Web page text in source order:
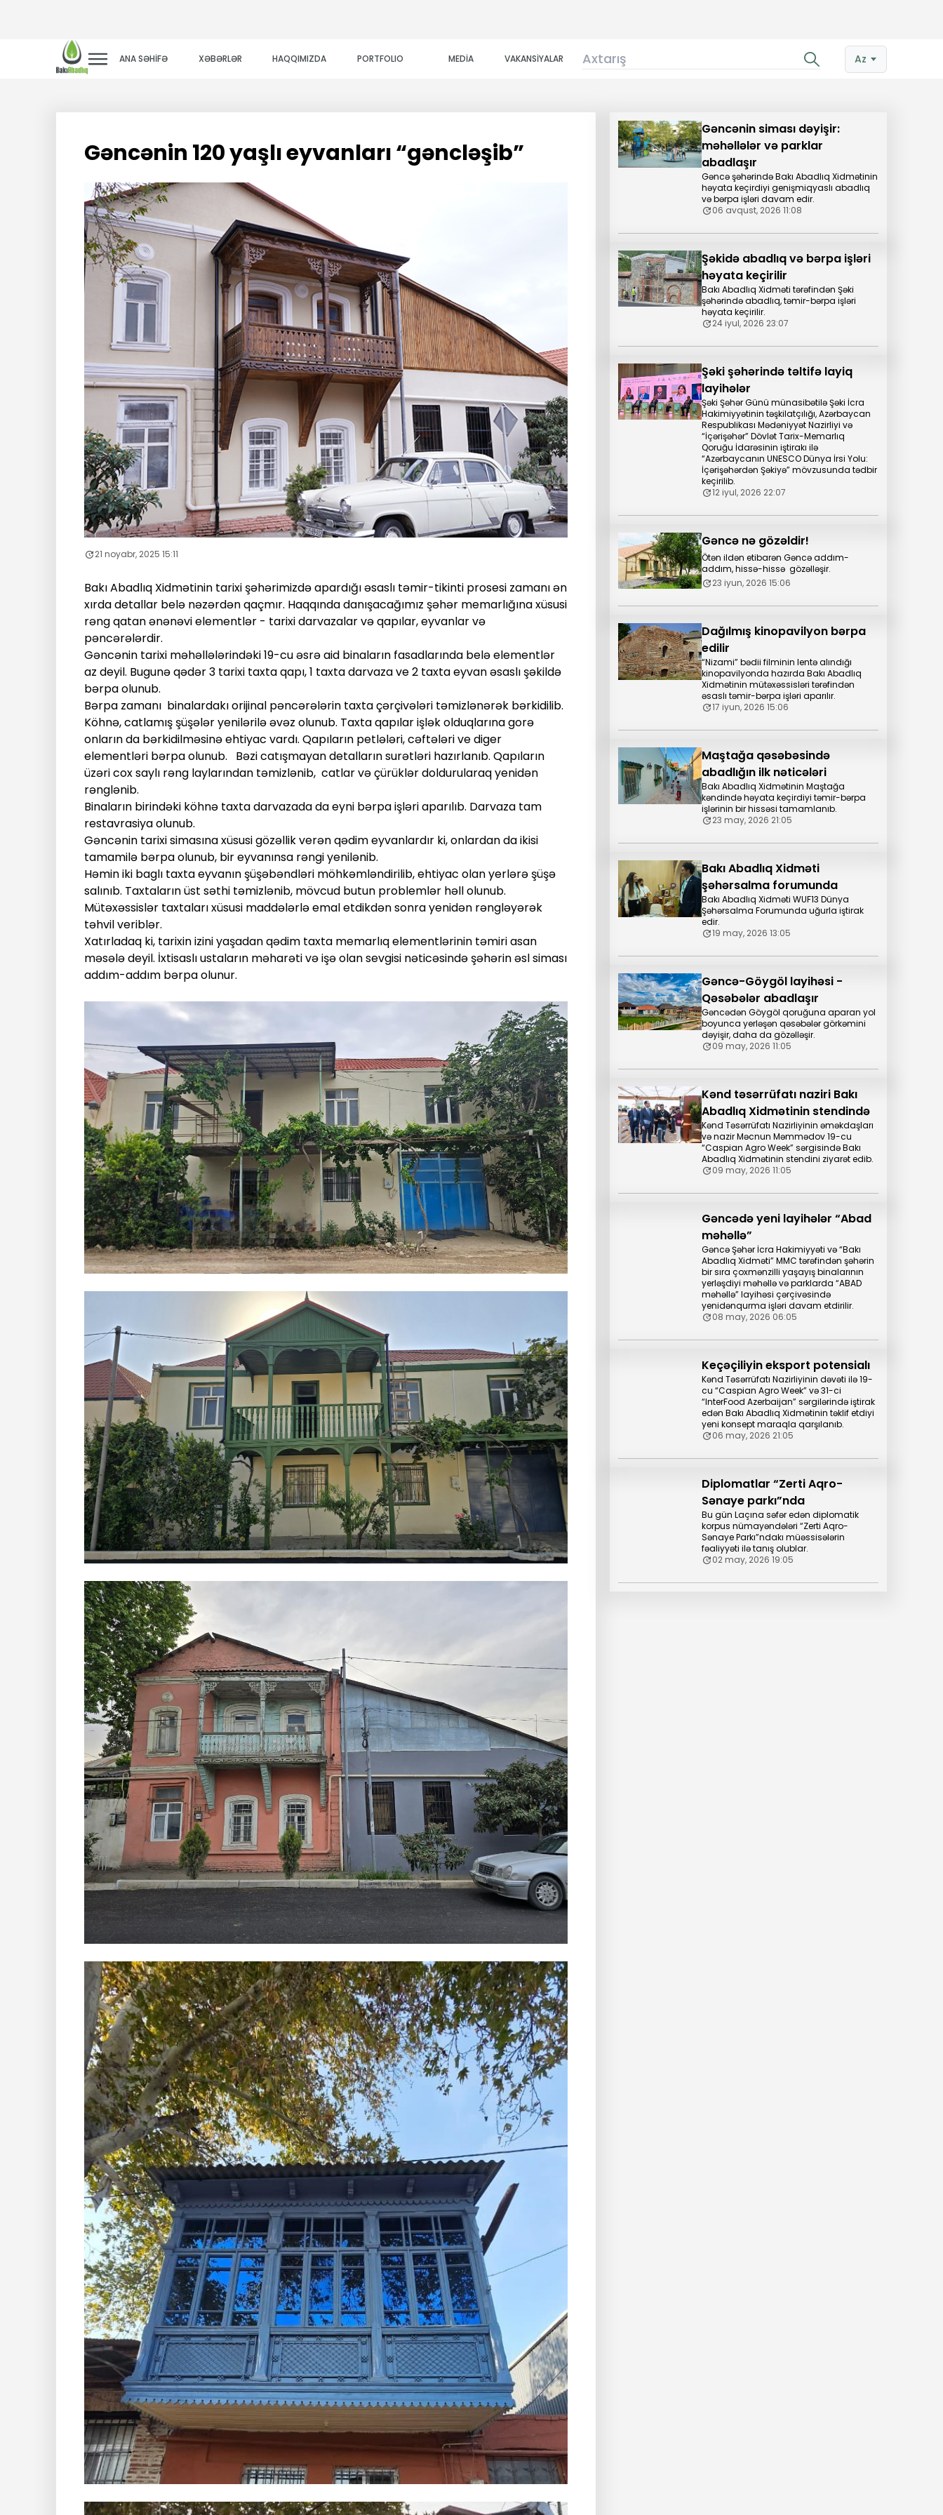
ANA SƏHİFƏ XƏBƏRLƏR HAQQIMIZDA PORTFOLIO MEDİA VAKANSİYALAR Az
Gəncənin 120 yaşlı eyvanları “gəncləşib”
21 noyabr, 2025 15:11
Bakı Abadlıq Xidmətinin tarixi şəhərimizdə apardığı əsaslı təmir-tikinti prosesi zamanı ən
xırda detallar belə nəzərdən qaçmır. Haqqında danışacağımız şəhər memarlığına xüsusi
rəng qatan ənənəvi elementlər - tarixi darvazalar və qapılar, eyvanlar və
pəncərələrdir.
Gəncənin tarixi məhəllələrindəki 19-cu əsrə aid binaların fasadlarında belə elementlər
az deyil. Bugunə qədər 3 tarixi taxta qapı, 1 taxta darvaza ve 2 taxta eyvan əsaslı şəkildə
bərpa olunub.
Bərpa zamanı binalardakı orijinal pəncərələrin taxta çərçivələri təmizlənərək bərkidilib.
Köhnə, catlamış şüşələr yenilərilə əvəz olunub. Taxta qapılar işlək olduqlarına gorə
onların da bərkidilməsinə ehtiyac vardı. Qapıların petlələri, cəftələri ve diger
elementləri bərpa olunub.
Bəzi catışmayan detalların surətləri hazırlanıb. Qapıların
üzəri cox saylı rəng laylarından təmizlənib, catlar və çürüklər doldurularaq yenidən
rənglənib.
Binaların birindəki köhnə taxta darvazada da eyni bərpa işləri aparılıb. Darvaza tam
restavrasiya olunub.
Gəncənin tarixi simasına xüsusi gözəllik verən qədim eyvanlardır ki, onlardan da ikisi
tamamilə bərpa olunub, bir eyvanınsa rəngi yenilənib.
Həmin iki baglı taxta eyvanın şüşəbəndləri möhkəmləndirilib, ehtiyac olan yerlərə şüşə
salınıb. Taxtaların üst səthi təmizlənib, mövcud butun problemlər həll olunub.
Mütəxəssislər taxtaları xüsusi maddələrlə emal etdikdən sonra yenidən rəngləyərək
təhvil veriblər.
Xatırladaq ki, tarixin izini yaşadan qədim taxta memarlıq elementlərinin təmiri asan
məsələ deyil. İxtisaslı ustaların məharəti və işə olan sevgisi nəticəsində şəhərin əsl siması
addım-addım bərpa olunur.
Gəncənin siması dəyişir:
məhəllələr və parklar
abadlaşır
Gəncə şəhərində Bakı Abadlıq Xidmətinin
həyata keçirdiyi genişmiqyaslı abadlıq
və bərpa işləri davam edir.
06 avqust, 2026 11:08
Şəkidə abadlıq və bərpa işləri
həyata keçirilir
Bakı Abadlıq Xidməti tərəfindən Şəki
şəhərində abadlıq, təmir-bərpa işləri
həyata keçirilir.
24 iyul, 2026 23:07
Şəki şəhərində təltifə layiq
layihələr
Şəki Şəhər Günü münasibətilə Şəki İcra
Hakimiyyətinin təşkilatçılığı, Azərbaycan
Respublikası Mədəniyyət Nazirliyi və
“İçərişəhər” Dövlət Tarix-Memarlıq
Qoruğu İdarəsinin iştirakı ilə
“Azərbaycanın UNESCO Dünya İrsi Yolu:
İçərişəhərdən Şəkiyə” mövzusunda tədbir
keçirilib.
12 iyul, 2026 22:07
Gəncə nə gözəldir!
Ötən ildən etibarən Gəncə addım-
addım, hissə-hissə gözəlləşir.
23 iyun, 2026 15:06
Dağılmış kinopavilyon bərpa
edilir
“Nizami” bədii filminin lentə alındığı
kinopavilyonda hazırda Bakı Abadlıq
Xidmətinin mütəxəssisləri tərəfindən
əsaslı təmir-bərpa işləri aparılır.
17 iyun, 2026 15:06
Maştağa qəsəbəsində
abadlığın ilk nəticələri
Bakı Abadlıq Xidmətinin Maştağa
kəndində həyata keçirdiyi təmir-bərpa
işlərinin bir hissəsi tamamlanıb.
23 may, 2026 21:05
Bakı Abadlıq Xidməti
şəhərsalma forumunda
Bakı Abadlıq Xidməti WUF13 Dünya
Şəhərsalma Forumunda uğurla iştirak
edir.
19 may, 2026 13:05
Gəncə-Göygöl layihəsi -
Qəsəbələr abadlaşır
Gəncədən Göygöl qoruğuna aparan yol
boyunca yerləşən qəsəbələr görkəmini
dəyişir, daha da gözəlləşir.
09 may, 2026 11:05
Kənd təsərrüfatı naziri Bakı
Abadlıq Xidmətinin stendində
Kənd Təsərrüfatı Nazirliyinin əməkdaşları
və nazir Məcnun Məmmədov 19-cu
“Caspian Agro Week” sərgisində Bakı
Abadlıq Xidmətinin stendini ziyarət edib.
09 may, 2026 11:05
Gəncədə yeni layihələr “Abad
məhəllə”
Gəncə Şəhər İcra Hakimiyyəti və “Bakı
Abadlıq Xidməti” MMC tərəfindən şəhərin
bir sıra çoxmənzilli yaşayış binalarının
yerləşdiyi məhəllə və parklarda “ABAD
məhəllə” layihəsi çərçivəsində
yenidənqurma işləri davam etdirilir.
08 may, 2026 06:05
Keçəçiliyin eksport potensialı
Kənd Təsərrüfatı Nazirliyinin dəvəti ilə 19-
cu “Caspian Agro Week” və 31-ci
“InterFood Azerbaijan” sərgilərində iştirak
edən Bakı Abadlıq Xidmətinin təklif etdiyi
yeni konsept maraqla qarşılanıb.
06 may, 2026 21:05
Diplomatlar “Zerti Aqro-
Sənaye parkı”nda
Bu gün Laçına səfər edən diplomatik
korpus nümayəndələri “Zerti Aqro-
Sənaye Parkı”ndakı müəssisələrin
fəaliyyəti ilə tanış olublar.
02 may, 2026 19:05